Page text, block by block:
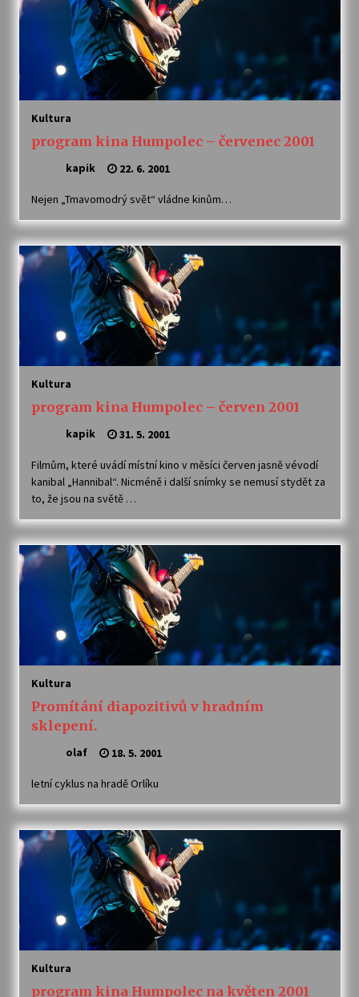
Kultura
program kina Humpolec – červenec 2001
kapik 22. 6. 2001
Nejen „Tmavomodrý svět“ vládne kinům…
Kultura
program kina Humpolec – červen 2001
kapik 31. 5. 2001
Filmům, které uvádí místní kino v měsíci červen jasně vévodí
kanibal „Hannibal“. Nicméně i další snímky se nemusí stydět za
to, že jsou na světě …
Kultura
Promítání diapozitivů v hradním
sklepení.
olaf 18. 5. 2001
letní cyklus na hradě Orlíku
Kultura
program kina Humpolec na květen 2001